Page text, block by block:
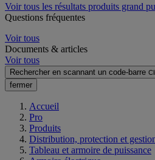
Voir tous les résultats produits grand
Questions fréquentes
Voir tous
Documents & articles
Voir tous
Rechercher en scannant un code-barre
fermer
Accueil
Pro
Produits
Distribution, protection et
Tableau et armoire de puissance